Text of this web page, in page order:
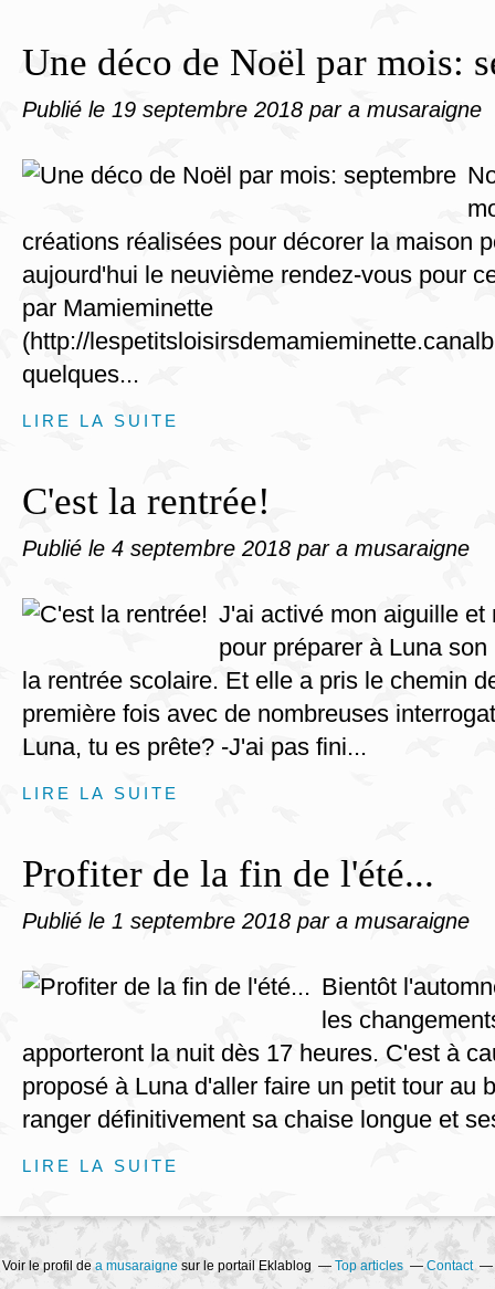
Une déco de Noël par mois:
Publié le 19 septembre 2018 par a musaraigne
créations réalisées pour décorer la maison
aujourd'hui le neuvième rendez-vous pour
par Mamieminette
(http://
quelques...
LIRE LA SUITE
C'est la rentrée!
Publié le 4 septembre 2018 par a musaraigne
J'ai activé mon aiguille et
pour préparer à Luna
la rentrée scolaire. Et elle a pris le chemin
première fois avec de nombreuses
Luna, tu es prête? -J'ai pas fini...
LIRE LA SUITE
Profiter de la fin de l'été...
Publié le 1 septembre 2018 par a musaraigne
Bientôt
les
apporteront la nuit dès 17 heures. C'est à
proposé à Luna d'aller faire un petit tour au
ranger définitivement sa chaise longue et
LIRE LA SUITE
Voir le profil dea musaraigne sur le portail Eklablog Top articles Contact